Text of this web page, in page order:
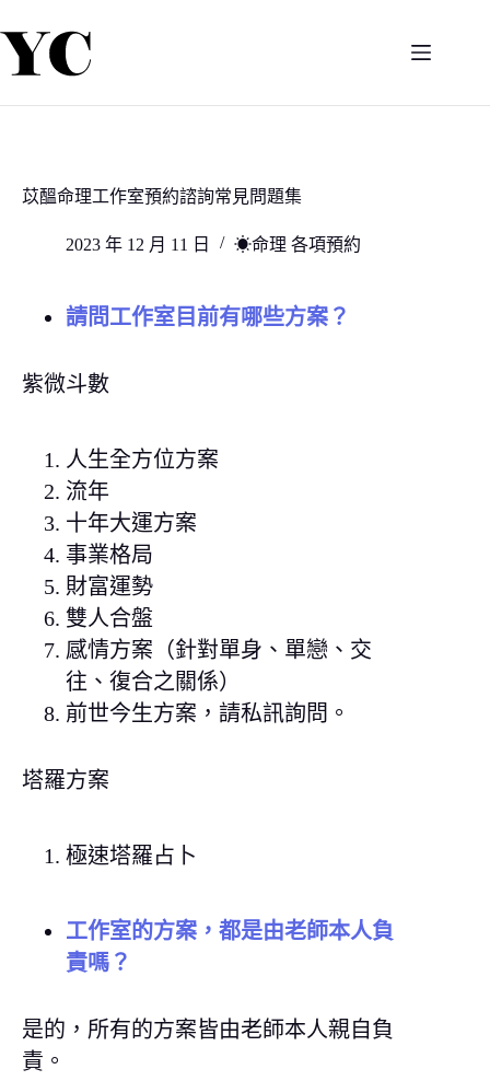
至
苡醞命理工作室預約諮詢常見問題集
2023 年 12 月 11 日 ☀命理 各項預約
請問工作室目前有哪些方案？
紫微斗數
人生全方位方案
流年
十年大運方案
事業格局
財富運勢
雙人合盤
感情方案（針對單身、單戀、交
往、復合之關係）
前世今生方案，請私訊詢問。
塔羅方案
極速塔羅占卜
工作室的方案，都是由老師本人負
責嗎？
是的，所有的方案皆由老師本人親自負
責。